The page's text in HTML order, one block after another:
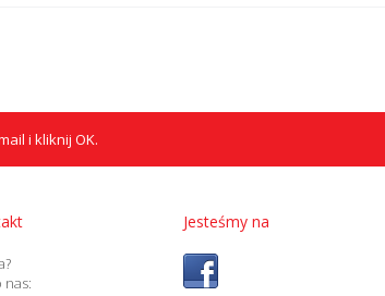
i kliknij OK.
nas:
Jesteśmy na